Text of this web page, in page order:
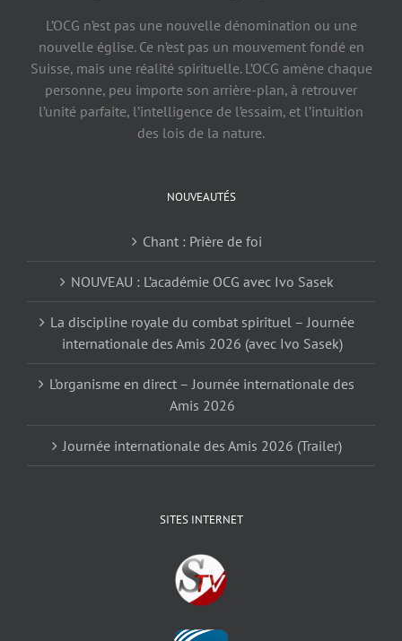
L’OCG n’est pas une nouvelle dénomination ou une
nouvelle église. Ce n’est pas un mouvement fondé en
Suisse, mais une réalité spirituelle. L’OCG amène chaque
personne, peu importe son arrière-plan, à retrouver
l’unité parfaite, l’intelligence de l’essaim, et l’intuition
des lois de la nature.
NOUVEAUTÉS
Chant : Prière de foi
NOUVEAU : L’académie OCG avec Ivo Sasek
La discipline royale du combat spirituel – Journée
internationale des Amis 2026 (avec Ivo Sasek)
L’organisme en direct – Journée internationale des
Amis 2026
Journée internationale des Amis 2026 (Trailer)
SITES INTERNET